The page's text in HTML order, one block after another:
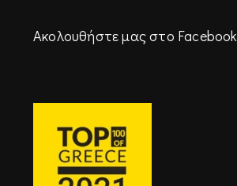
Ακολουθήστε μας στο Facebook